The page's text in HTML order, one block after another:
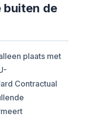
buiten de
plaats met
Contractual